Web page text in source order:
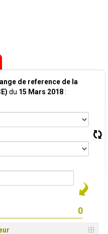
de reference de la
du 15 Mars 2018: